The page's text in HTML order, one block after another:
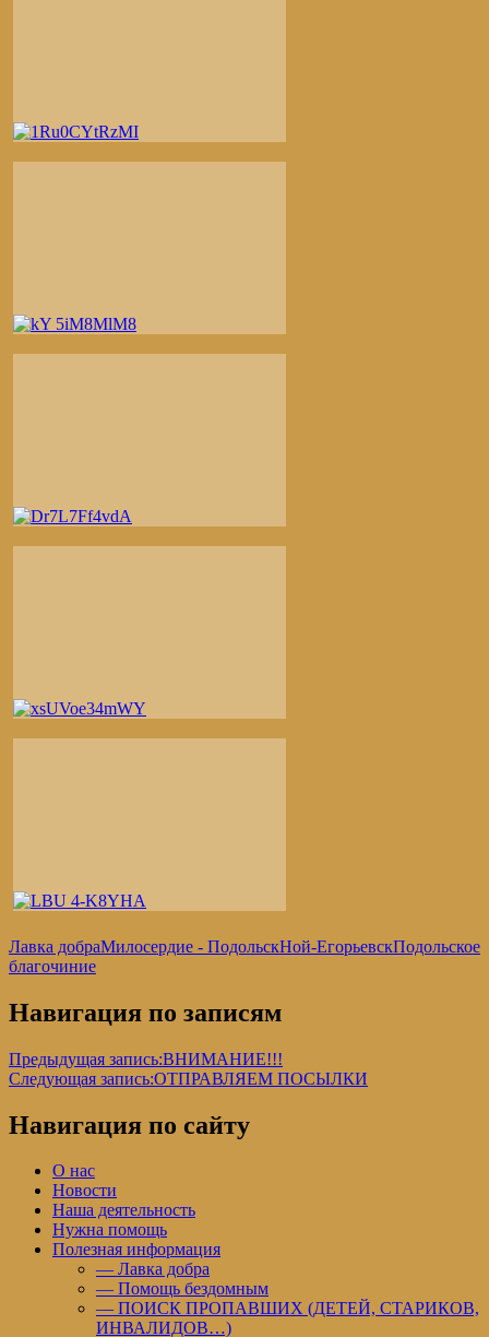
Лавка добраМилосердие - ПодольскНой-ЕгорьевскПодольское
благочиние
Навигация по записям
Предыдущая запись:ВНИМАНИЕ!!!
Следующая запись:ОТПРАВЛЯЕМ ПОСЫЛКИ
Навигация по сайту
О нас
Новости
Наша деятельность
Нужна помощь
Полезная информация
— Лавка добра
— Помощь бездомным
— ПОИСК ПРОПАВШИХ (ДЕТЕЙ, СТАРИКОВ,
ИНВАЛИДОВ…)